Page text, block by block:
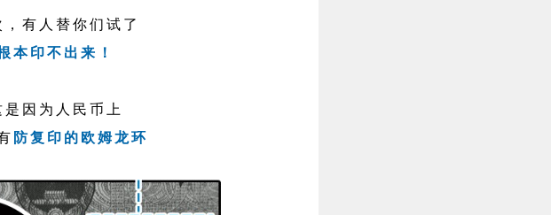
，有人替你们试了
本印不出来！
是因为人民币上
防复印的欧姆龙环